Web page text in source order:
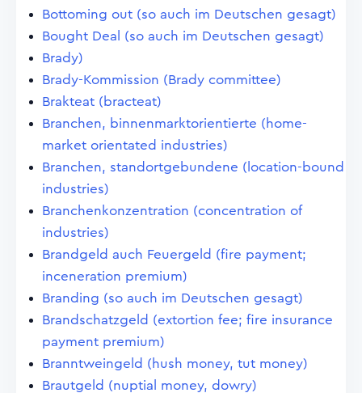
Bottoming out (so auch im Deutschen gesagt)
Bought Deal (so auch im Deutschen gesagt)
Brady)
Brady-Kommission (Brady committee)
Brakteat (bracteat)
Branchen, binnenmarktorientierte (home-
market orientated industries)
Branchen, standortgebundene (location-bound
industries)
Branchenkonzentration (concentration of
industries)
Brandgeld auch Feuergeld (fire payment;
inceneration premium)
Branding (so auch im Deutschen gesagt)
Brandschatzgeld (extortion fee; fire insurance
payment premium)
Branntweingeld (hush money, tut money)
Brautgeld (nuptial money, dowry)